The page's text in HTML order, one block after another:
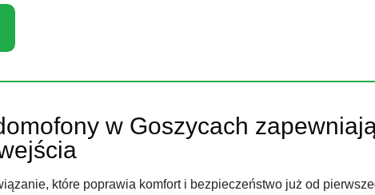
w Goszycach
które poprawia komfort i bezpieczeństwo już od